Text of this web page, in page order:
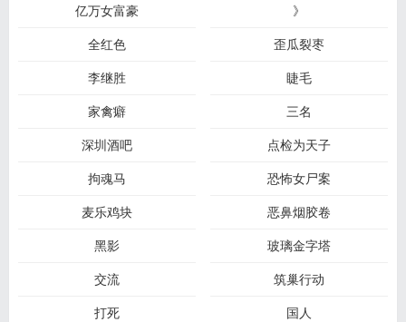
亿万女富豪
》
全红色
歪瓜裂枣
李继胜
睫毛
家禽癖
三名
深圳酒吧
点检为天子
拘魂马
恐怖女尸案
麦乐鸡块
恶鼻烟胶卷
黑影
玻璃金字塔
交流
筑巢行动
打死
国人